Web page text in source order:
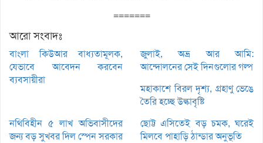
=======
আরো সংবাদঃ
বাংলা কিউআর বাধ্যতামূলক,
যেভাবে আবেদন করবেন
ব্যবসায়ীরা
জুলাই, অভ্র আর আমি:
আন্দোলনের সেই দিনগুলোর গল্প
মহাকাশে বিরল দৃশ্য, গ্রহাণু ভেঙে
তৈরি হচ্ছে উল্কাবৃষ্টি
নথিবিহীন ৫ লাখ অভিবাসীদের
জন্য বড় সুখবর দিল স্পেন সরকার
ছোট্ট এসিতেই বড় চমক, ঘরেই
মিলবে পাহাড়ি ঠান্ডার অনুভূতি